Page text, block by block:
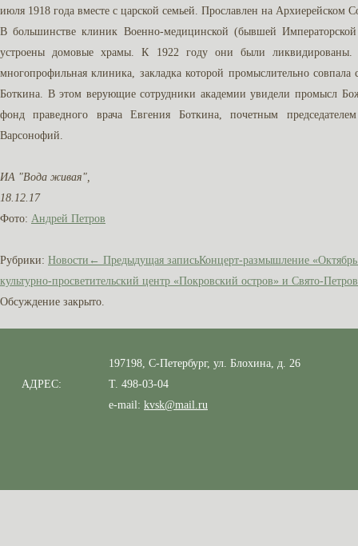
июля 1918 года вместе с царской семьей. Прославлен на
В большинстве клиник Военно-медицинской (бывшей
устроены домовые храмы. К 1922 году они были ликвидированы.
многопрофильная клиника, закладка которой промыслительно
Боткина. В этом верующие сотрудники академии увидели промысл
фонд праведного врача Евгения Боткина, почетным
Варсонофий.
ИА "Вода живая",
18.12.17
Фото: Андрей Петров
Рубрики: Новости ← Предыдущая записьКонцерт-размышление
культурно-просветительский центр «Покровский остров» и Свято-
Обсуждение закрыто.
АДРЕС:
197198, С-Петербург, ул. Блохина, д. 26
Т. 498-03-04
e-mail: kvsk@mail.ru